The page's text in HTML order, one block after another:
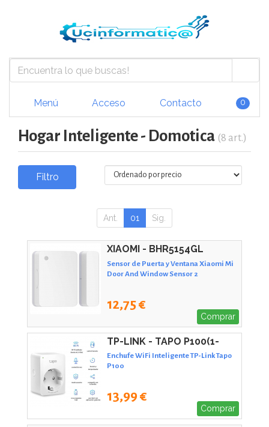
Menú Acceso Contacto 0
Hogar Inteligente - Domotica (8 art.)
Filtro
Ant. 01 Sig.
XIAOMI - BHR5154GL
Sensor de Puerta y Ventana Xiaomi Mi
Door And Window Sensor 2
12,75 €
Comprar
TP-LINK - TAPO P100(1-
PACK)
Enchufe WiFi Inteligente TP-Link Tapo
P100
13,99 €
Comprar